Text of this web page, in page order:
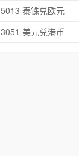
5013 泰铢兑欧元
3051 美元兑港币